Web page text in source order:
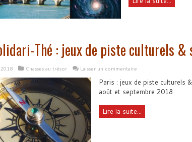
Thé : jeux de piste culturels &
Chasses au trésor Laisser un commentaire
Paris : jeux de piste culturels
août et septembre 2018
Lire la suite...